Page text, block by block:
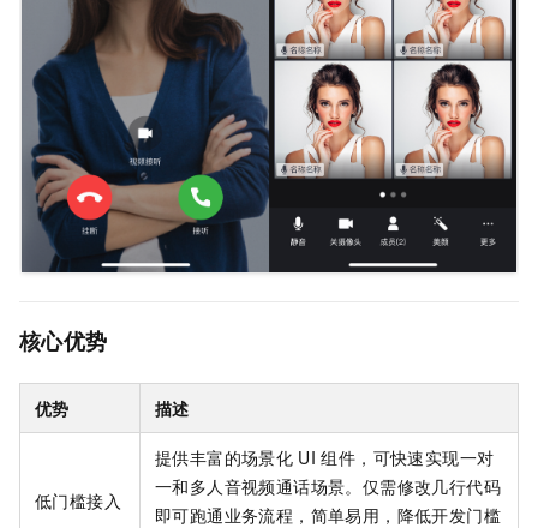
核心优势
优势 描述
低门槛接入
提供丰富的场景化 UI 组件，可快速实现一对
一和多人音视频通话场景。仅需修改几行代码
即可跑通业务流程，简单易用，降低开发门槛